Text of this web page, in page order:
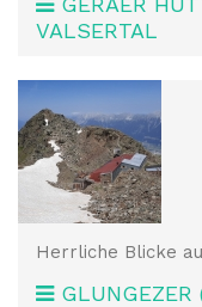
VALSERTAL
Herrliche Blicke
GLUNGEZER